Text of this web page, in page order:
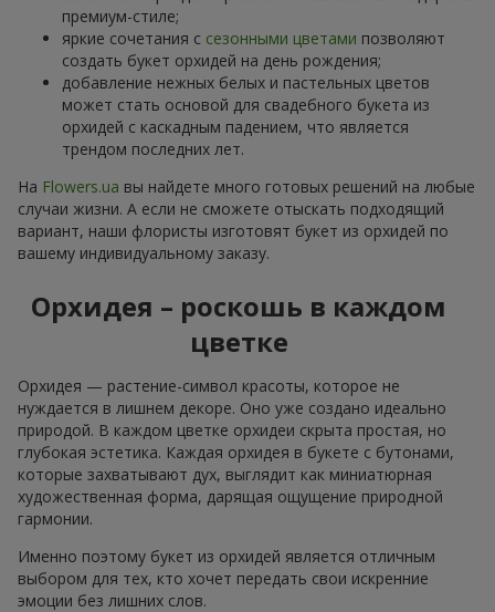
премиум-стиле;
яркие сочетания с сезонными цветами позволяют
создать букет орхидей на день рождения;
добавление нежных белых и пастельных цветов
может стать основой для свадебного букета из
орхидей с каскадным падением, что является
трендом последних лет.
На Flowers.ua вы найдете много готовых решений на любые
случаи жизни. А если не сможете отыскать подходящий
вариант, наши флористы изготовят букет из орхидей по
вашему индивидуальному заказу.
Орхидея – роскошь в каждом
цветке
Орхидея — растение-символ красоты, которое не
нуждается в лишнем декоре. Оно уже создано идеально
природой. В каждом цветке орхидеи скрыта простая, но
глубокая эстетика. Каждая орхидея в букете с бутонами,
которые захватывают дух, выглядит как миниатюрная
художественная форма, дарящая ощущение природной
гармонии.
Именно поэтому букет из орхидей является отличным
выбором для тех, кто хочет передать свои искренние
эмоции без лишних слов.